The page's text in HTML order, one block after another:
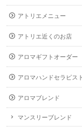
アトリエメニュー
アトリエ近くのお店
アロマギフトオーダー
アロマハンドセラピスト
アロマブレンド
マンスリーブレンド